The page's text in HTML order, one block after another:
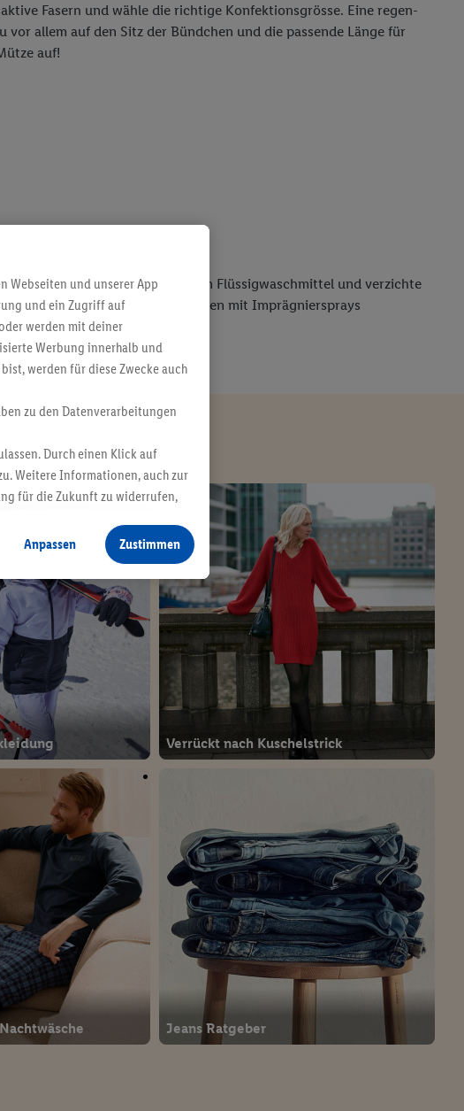
Fasern und wähle die richtige Konfektionsgrösse. Eine regen-
allem auf den Sitz der Bündchen und die passende Länge für
auf!
Temperaturen, verwende ein Flüssigwaschmittel und verzichte
kannst Du nach dem Reinigen mit Imprägniersprays
Verrückt nach Kuschelstrick
Jeans Ratgeber
Webseiten und unserer App
und ein Zugriff auf
werden mit deiner
Werbung innerhalb und
werden für diese Zwecke auch
zu den Datenverarbeitungen
Durch einen Klick auf
Weitere Informationen, auch zur
für die Zukunft zu widerrufen,
Anpassen Zustimmen